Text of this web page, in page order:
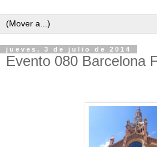
jueves, 3 de julio de 2014
Evento 080 Barcelona